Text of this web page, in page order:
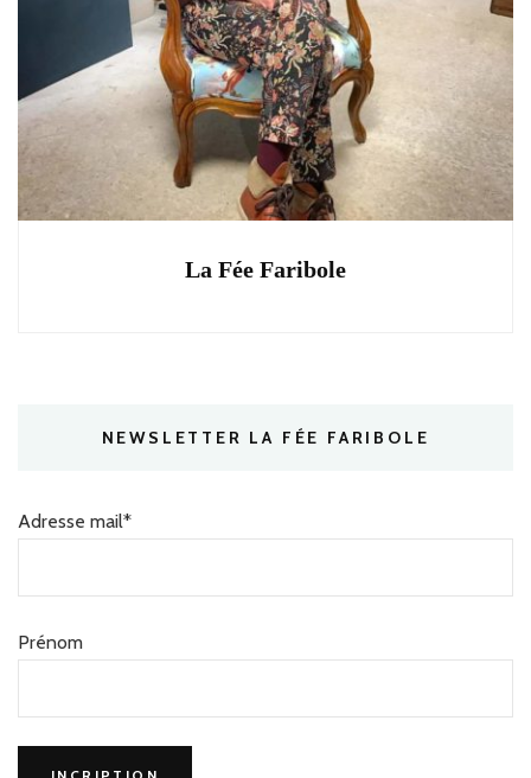
La Fée Faribole
NEWSLETTER LA FÉE FARIBOLE
Adresse mail*
Prénom